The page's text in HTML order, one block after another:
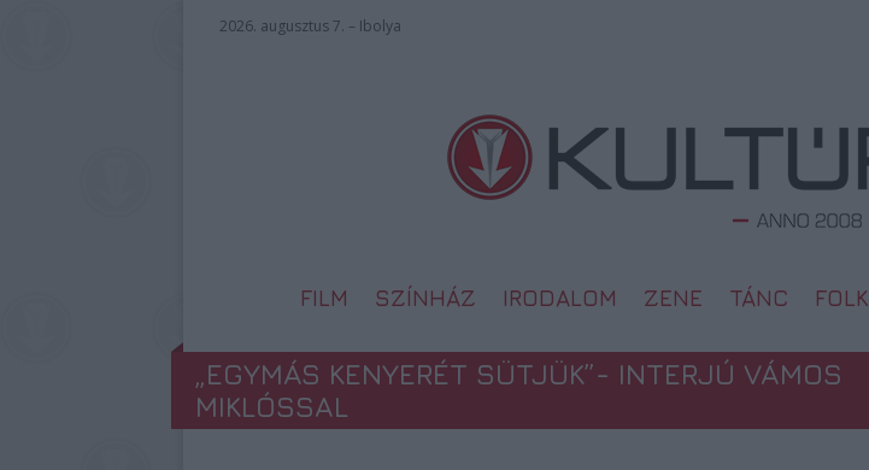
2026. augusztus 7. – Ibolya
FILM SZÍNHÁZ IRODALOM ZENE TÁNC FOLK
„EGYMÁS KENYERÉT SÜTJÜK”- INTERJÚ VÁMOS
MIKLÓSSAL